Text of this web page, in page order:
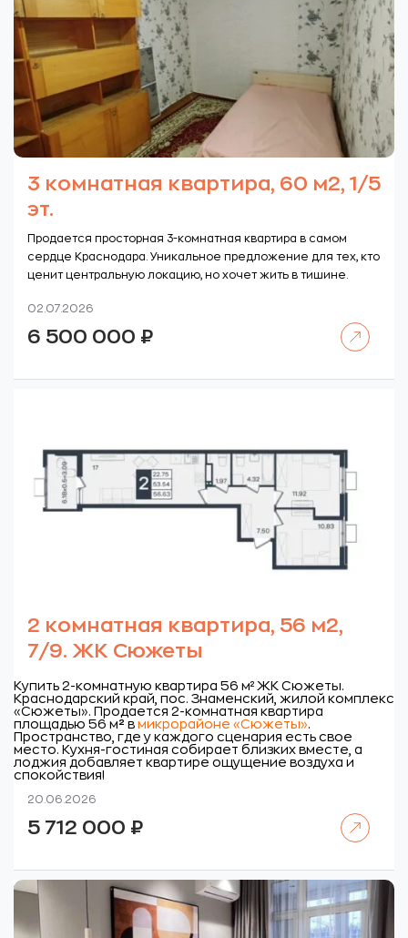
3 комнатная квартира, 60 м2, 1/5
эт.
Продается просторная 3-комнатная квартира в самом
сердце Краснодара. Уникальное предложение для тех, кто
ценит центральную локацию, но хочет жить в тишине.
02.07.2026
6 500 000 ₽
2 комнатная квартира, 56 м2,
7/9. ЖК Сюжеты
Купить 2-комнатную квартира 56 м² ЖК Сюжеты.
Краснодарский край, пос. Знаменский, жилой комплекс
«Сюжеты». Продается 2-комнатная квартира
площадью 56 м² в микрорайоне «Сюжеты».
Пространство, где у каждого сценария есть свое
место. Кухня-гостиная собирает близких вместе, а
лоджия добавляет квартире ощущение воздуха и
спокойствия!
20.06.2026
5 712 000 ₽